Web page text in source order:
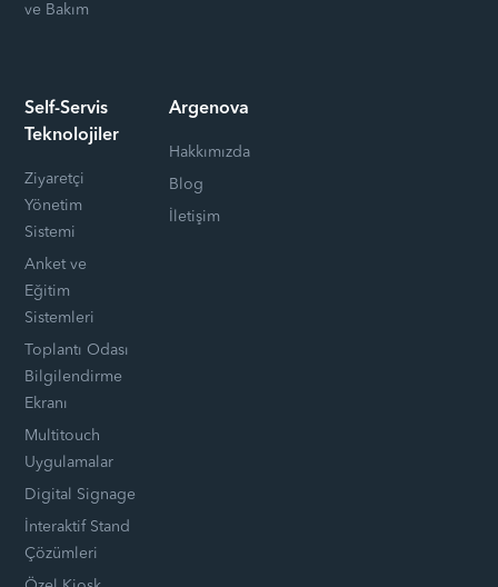
ve Bakım
Self-Servis
Teknolojiler
Ziyaretçi
Yönetim
Sistemi
Anket ve
Eğitim
Sistemleri
Toplantı Odası
Bilgilendirme
Ekranı
Multitouch
Uygulamalar
Digital Signage
İnteraktif Stand
Çözümleri
Argenova
Hakkımızda
Blog
İletişim